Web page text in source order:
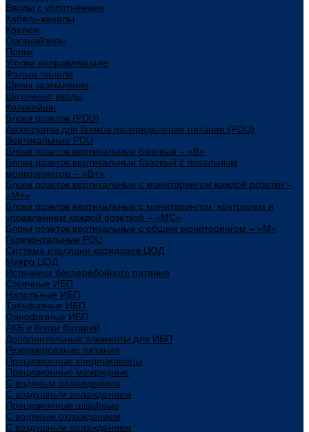
Вводы с уплотнением
Кабель-каналы
Крепеж
Органайзеры
Полки
Уголки направляющие
Фальш-панели
Шины заземления
Щеточные вводы
Колокейшн
Блоки розеток (PDU)
Аксессуары для блоков распределения питания (PDU)
Вертикальные PDU
Блоки розеток вертикальные базовые – «В»
Блоки розеток вертикальные базовый с локальным
мониторингом – «В+»
Блоки розеток вертикальные с мониторингом каждой розетки –
«М+»
Блоки розеток вертикальные с мониторингом, контролем и
управлением каждой розеткой – «МС»
Блоки розеток вертикальные с общим мониторингом – «М»
Горизонтальные PDU
Система изоляции коридоров ЦОД
Микро ЦОД
Источники бесперебойного питания
Стоечные ИБП
Напольные ИБП
Трёхфазные ИБП
Однофазные ИБП
АКБ и блоки батарей
Дополнительные элементы для ИБП
Резервирование питания
Прецизионные кондиционеры
Прецизионные межрядные
С водяным охлаждением
С воздушным охлаждением
Прецизионные шкафные
С водяным охлаждением
С воздушным охлаждением